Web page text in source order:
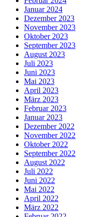
Januar 2024
Dezember 2023
November 2023
Oktober 2023
September 2023
August 2023
Juli 2023
Juni 2023
Mai 2023
April 2023
März 2023
Februar 2023
Januar 2023
Dezember 2022
November 2022
Oktober 2022
September 2022
August 2022
Juli 2022
Juni 2022
Mai 2022
April 2022
März 2022